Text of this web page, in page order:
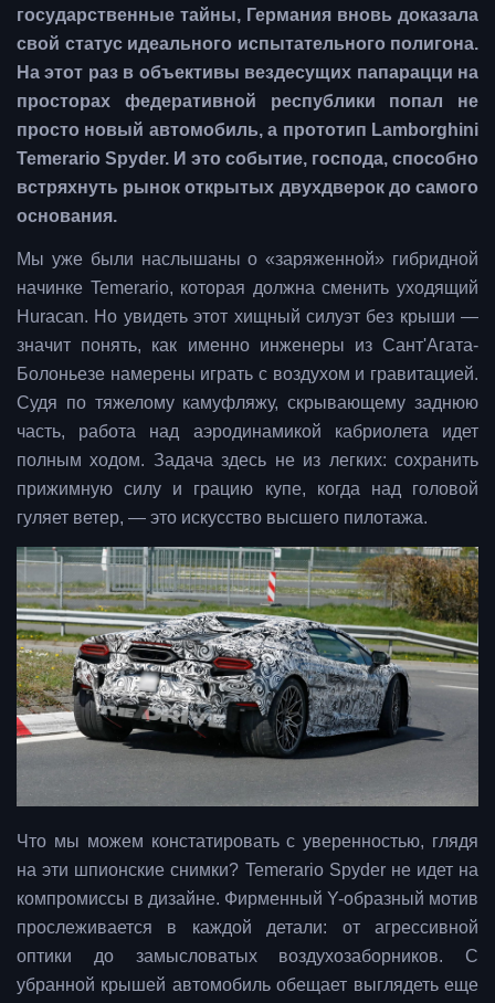
государственные тайны, Германия вновь доказала
свой статус идеального испытательного полигона.
На этот раз в объективы вездесущих папарацци на
просторах федеративной республики попал не
просто новый автомобиль, а прототип Lamborghini
Temerario Spyder. И это событие, господа, способно
встряхнуть рынок открытых двухдверок до самого
основания.
Мы уже были наслышаны о «заряженной» гибридной
начинке Temerario, которая должна сменить уходящий
Huracan. Но увидеть этот хищный силуэт без крыши —
значит понять, как именно инженеры из Сант'Агата-
Болоньезе намерены играть с воздухом и гравитацией.
Судя по тяжелому камуфляжу, скрывающему заднюю
часть, работа над аэродинамикой кабриолета идет
полным ходом. Задача здесь не из легких: сохранить
прижимную силу и грацию купе, когда над головой
гуляет ветер, — это искусство высшего пилотажа.
Что мы можем констатировать с уверенностью, глядя
на эти шпионские снимки? Temerario Spyder не идет на
компромиссы в дизайне. Фирменный Y-образный мотив
прослеживается в каждой детали: от агрессивной
оптики до замысловатых воздухозаборников. С
убранной крышей автомобиль обещает выглядеть еще